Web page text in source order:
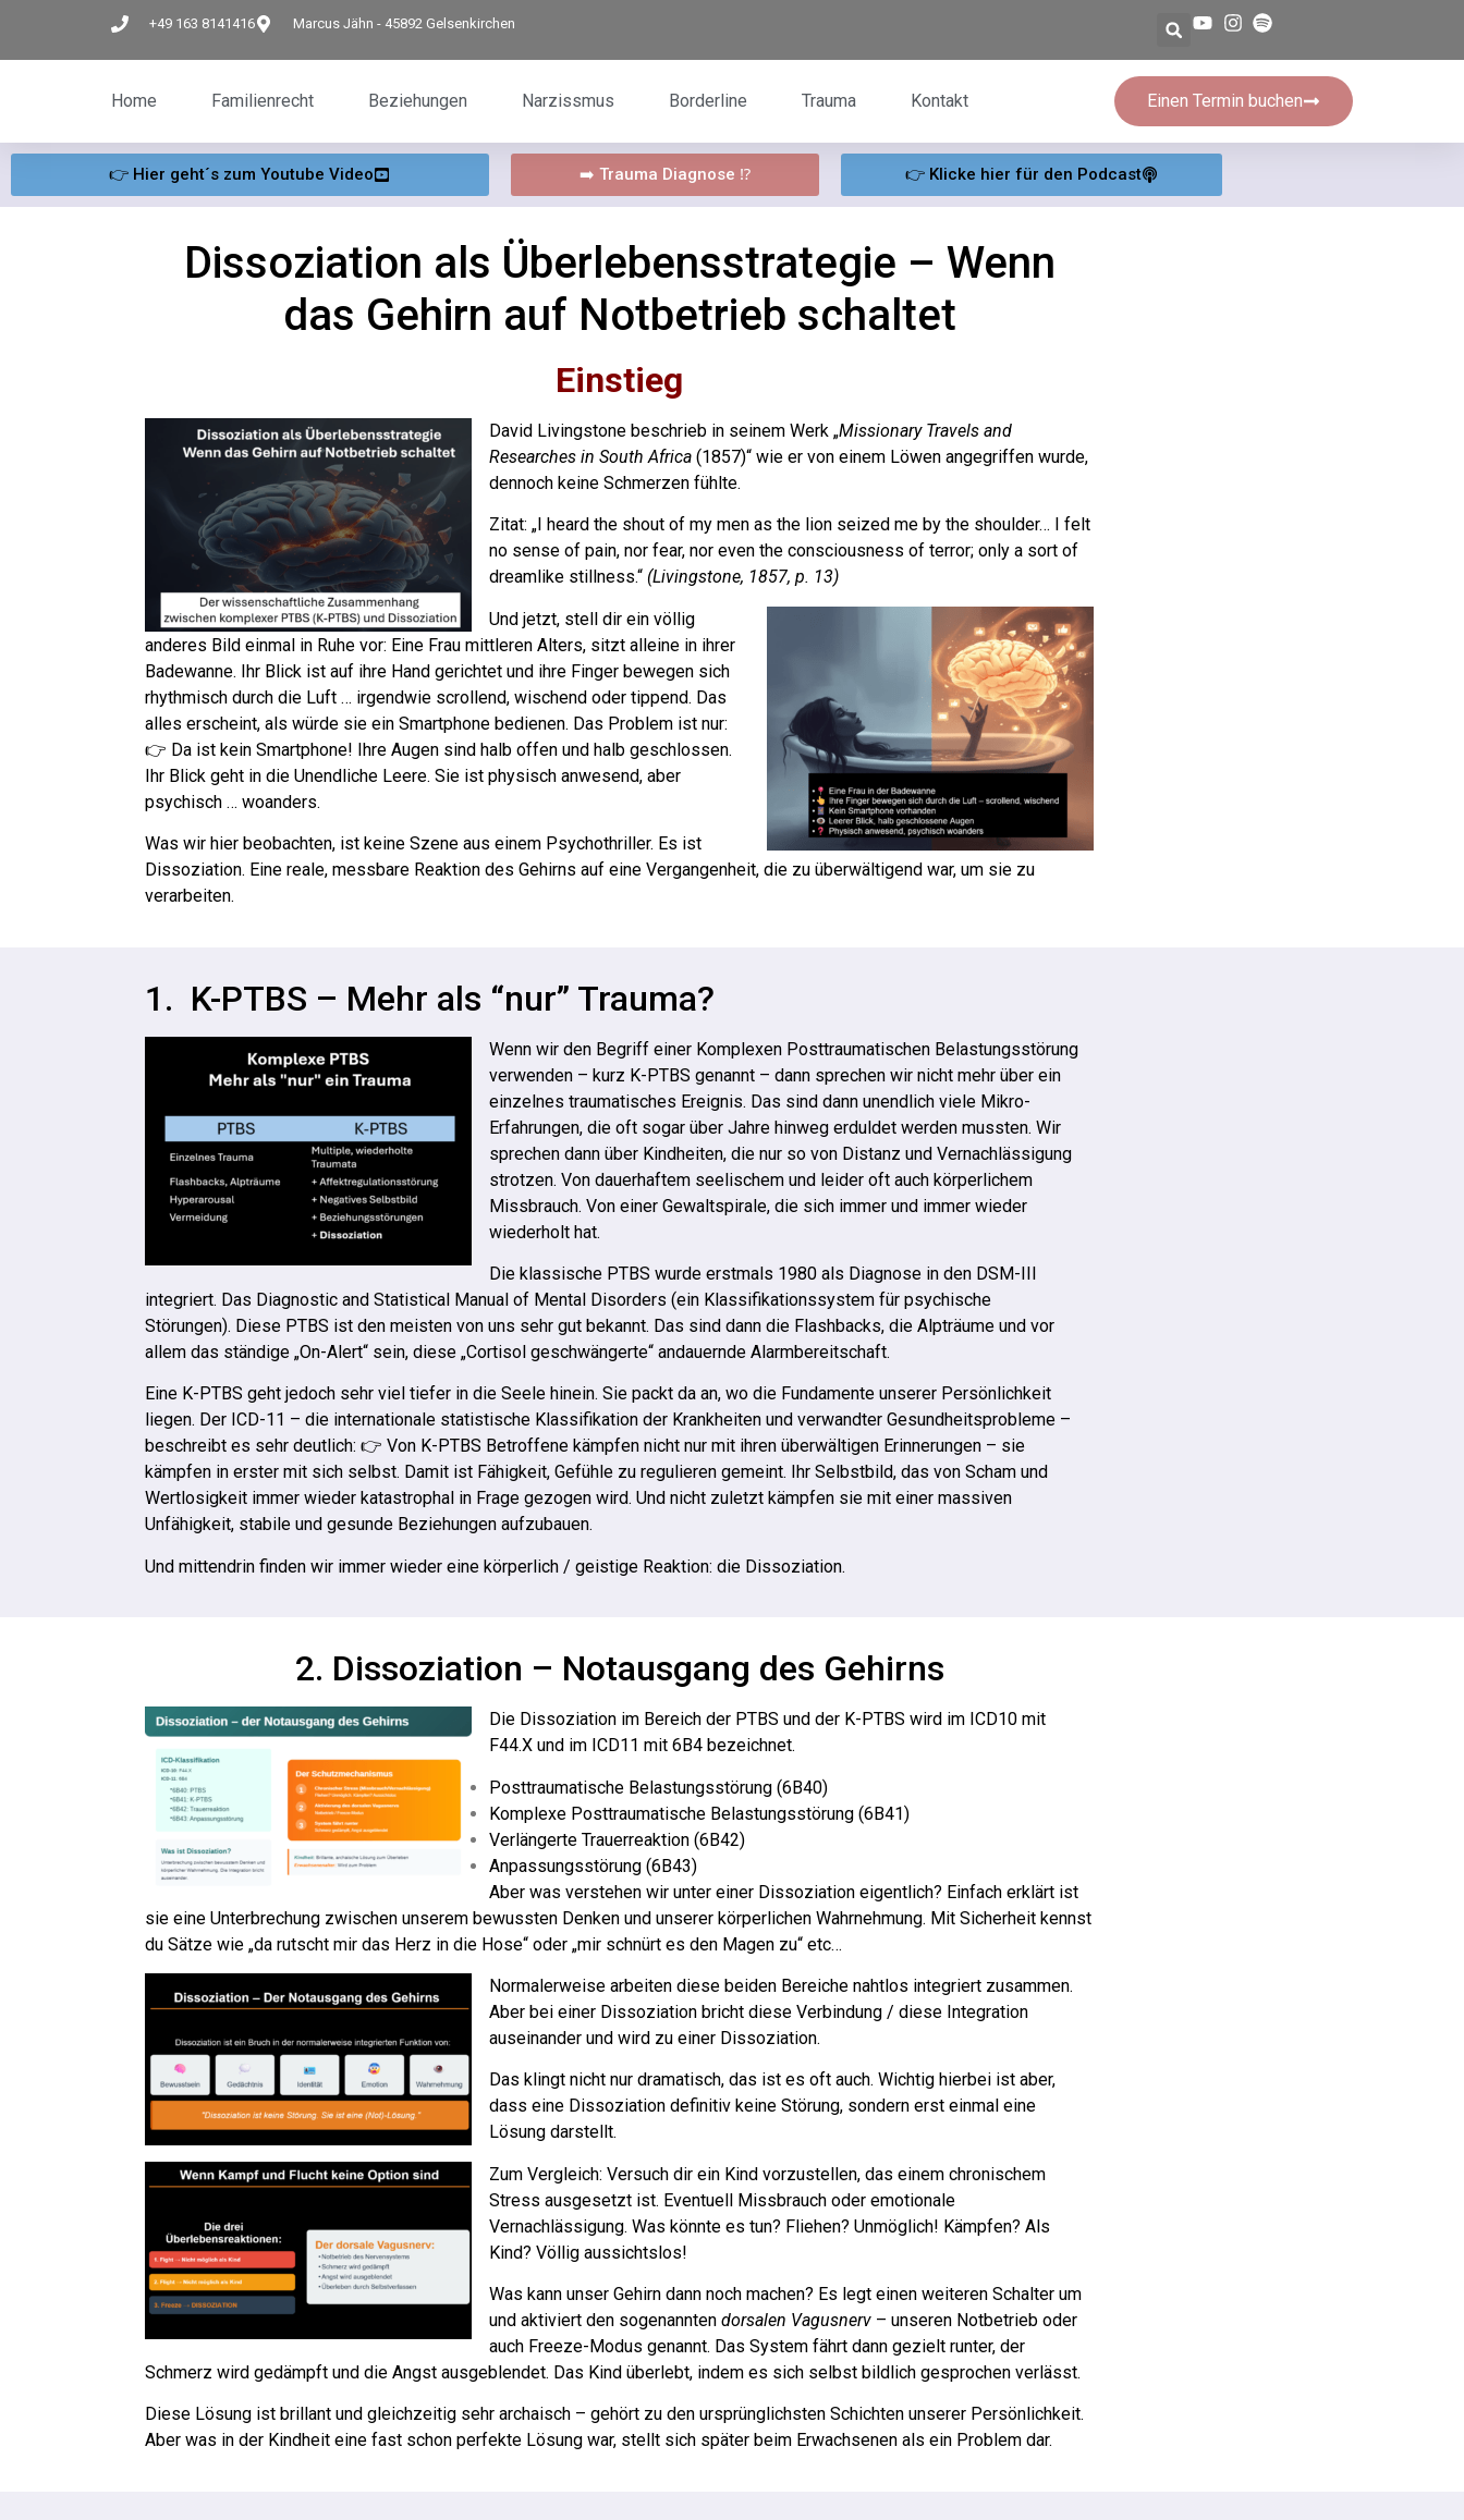
+49 163 8141416 Marcus Jähn - 45892 Gelsenkirchen
Home Familienrecht Beziehungen Narzissmus Borderline Trauma Kontakt Einen Termin buchen
👉 Hier geht´s zum Youtube Video ➡️ Trauma Diagnose ⁉️ 👉 Klicke hier für den Podcast
Dissoziation als Überlebensstrategie – Wenn
das Gehirn auf Notbetrieb schaltet
Einstieg
David Livingstone beschrieb in seinem Werk „Missionary Travels and
Researches in South Africa (1857)“ wie er von einem Löwen angegriffen wurde,
dennoch keine Schmerzen fühlte.
Zitat: „I heard the shout of my men as the lion seized me by the shoulder… I felt
no sense of pain, nor fear, nor even the consciousness of terror; only a sort of
dreamlike stillness.“ (Livingstone, 1857, p. 13)
Und jetzt, stell dir ein völlig
anderes Bild einmal in Ruhe vor: Eine Frau mittleren Alters, sitzt alleine in ihrer
Badewanne. Ihr Blick ist auf ihre Hand gerichtet und ihre Finger bewegen sich
rhythmisch durch die Luft … irgendwie scrollend, wischend oder tippend. Das
alles erscheint, als würde sie ein Smartphone bedienen. Das Problem ist nur:
👉 Da ist kein Smartphone! Ihre Augen sind halb offen und halb geschlossen.
Ihr Blick geht in die Unendliche Leere. Sie ist physisch anwesend, aber
psychisch … woanders.
Was wir hier beobachten, ist keine Szene aus einem Psychothriller. Es ist
Dissoziation. Eine reale, messbare Reaktion des Gehirns auf eine Vergangenheit, die zu überwältigend war, um sie zu
verarbeiten.
1. K-PTBS – Mehr als “nur” Trauma?
Wenn wir den Begriff einer Komplexen Posttraumatischen Belastungsstörung
verwenden – kurz K-PTBS genannt – dann sprechen wir nicht mehr über ein
einzelnes traumatisches Ereignis. Das sind dann unendlich viele Mikro-
Erfahrungen, die oft sogar über Jahre hinweg erduldet werden mussten. Wir
sprechen dann über Kindheiten, die nur so von Distanz und Vernachlässigung
strotzen. Von dauerhaftem seelischem und leider oft auch körperlichem
Missbrauch. Von einer Gewaltspirale, die sich immer und immer wieder
wiederholt hat.
Die klassische PTBS wurde erstmals 1980 als Diagnose in den DSM-III
integriert. Das Diagnostic and Statistical Manual of Mental Disorders (ein Klassifikationssystem für psychische
Störungen). Diese PTBS ist den meisten von uns sehr gut bekannt. Das sind dann die Flashbacks, die Alpträume und vor
allem das ständige „On-Alert“ sein, diese „Cortisol geschwängerte“ andauernde Alarmbereitschaft.
Eine K-PTBS geht jedoch sehr viel tiefer in die Seele hinein. Sie packt da an, wo die Fundamente unserer Persönlichkeit
liegen. Der ICD-11 – die internationale statistische Klassifikation der Krankheiten und verwandter Gesundheitsprobleme –
beschreibt es sehr deutlich: 👉 Von K-PTBS Betroffene kämpfen nicht nur mit ihren überwältigen Erinnerungen – sie
kämpfen in erster mit sich selbst. Damit ist Fähigkeit, Gefühle zu regulieren gemeint. Ihr Selbstbild, das von Scham und
Wertlosigkeit immer wieder katastrophal in Frage gezogen wird. Und nicht zuletzt kämpfen sie mit einer massiven
Unfähigkeit, stabile und gesunde Beziehungen aufzubauen.
Und mittendrin finden wir immer wieder eine körperlich / geistige Reaktion: die Dissoziation.
2. Dissoziation – Notausgang des Gehirns
Die Dissoziation im Bereich der PTBS und der K-PTBS wird im ICD10 mit
F44.X und im ICD11 mit 6B4 bezeichnet.
Posttraumatische Belastungsstörung (6B40)
Komplexe Posttraumatische Belastungsstörung (6B41)
Verlängerte Trauerreaktion (6B42)
Anpassungsstörung (6B43)
Aber was verstehen wir unter einer Dissoziation eigentlich? Einfach erklärt ist
sie eine Unterbrechung zwischen unserem bewussten Denken und unserer körperlichen Wahrnehmung. Mit Sicherheit kennst
du Sätze wie „da rutscht mir das Herz in die Hose“ oder „mir schnürt es den Magen zu“ etc…
Normalerweise arbeiten diese beiden Bereiche nahtlos integriert zusammen.
Aber bei einer Dissoziation bricht diese Verbindung / diese Integration
auseinander und wird zu einer Dissoziation.
Das klingt nicht nur dramatisch, das ist es oft auch. Wichtig hierbei ist aber,
dass eine Dissoziation definitiv keine Störung, sondern erst einmal eine
Lösung darstellt.
Zum Vergleich: Versuch dir ein Kind vorzustellen, das einem chronischem
Stress ausgesetzt ist. Eventuell Missbrauch oder emotionale
Vernachlässigung. Was könnte es tun? Fliehen? Unmöglich! Kämpfen? Als
Kind? Völlig aussichtslos!
Was kann unser Gehirn dann noch machen? Es legt einen weiteren Schalter um
und aktiviert den sogenanntendorsalen Vagusnerv – unseren Notbetrieb oder
auch Freeze-Modus genannt. Das System fährt dann gezielt runter, der
Schmerz wird gedämpft und die Angst ausgeblendet. Das Kind überlebt, indem es sich selbst bildlich gesprochen verlässt.
Diese Lösung ist brillant und gleichzeitig sehr archaisch – gehört zu den ursprünglichsten Schichten unserer Persönlichkeit.
Aber was in der Kindheit eine fast schon perfekte Lösung war, stellt sich später beim Erwachsenen als ein Problem dar.